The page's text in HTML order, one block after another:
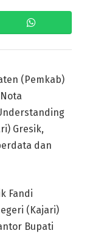
(Pemkab)
Gresik,
dan
Fandi
(Kajari)
Bupati